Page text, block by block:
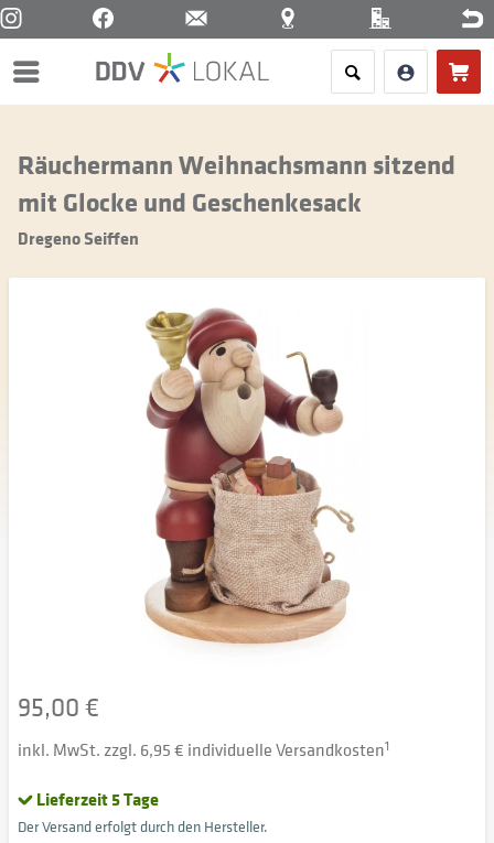
Menü
Räuchermann Weihnachsmann sitzend
mit Glocke und Geschenkesack
Dregeno Seiffen
95,00 €
inkl. MwSt. zzgl. 6,95 € individuelle Versandkosten1
Lieferzeit 5 Tage
Der Versand erfolgt durch den Hersteller.